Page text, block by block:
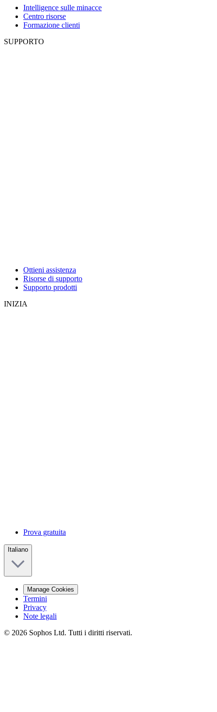
Intelligence sulle minacce
Centro risorse
Formazione clienti
SUPPORTO
Ottieni assistenza
Risorse di supporto
Supporto prodotti
INIZIA
Prova gratuita
Italiano
Manage Cookies
Termini
Privacy
Note legali
© 2026 Sophos Ltd. Tutti i diritti riservati.